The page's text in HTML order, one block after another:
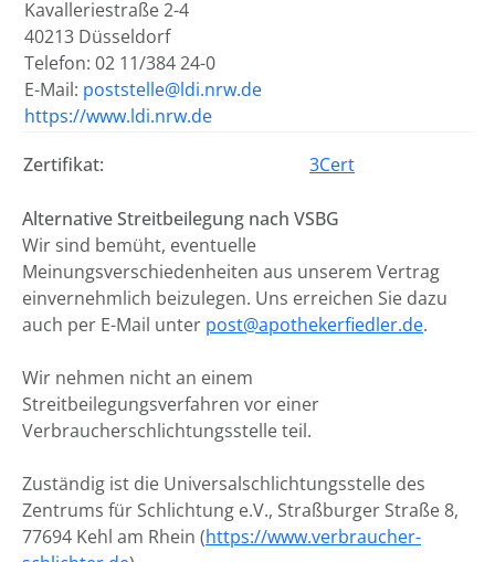
Kavalleriestraße 2-4
40213 Düsseldorf
Telefon: 02 11/384 24-0
E-Mail: poststelle@ldi.nrw.de
https://www.ldi.nrw.de
Zertifikat:
3Cert
Alternative Streitbeilegung nach VSBG
Wir sind bemüht, eventuelle
Meinungsverschiedenheiten aus unserem Vertrag
einvernehmlich beizulegen. Uns erreichen Sie dazu
auch per E-Mail unter post@apothekerfiedler.de.
Wir nehmen nicht an einem
Streitbeilegungsverfahren vor einer
Verbraucherschlichtungsstelle teil.
Zuständig ist die Universalschlichtungsstelle des
Zentrums für Schlichtung e.V., Straßburger Straße 8,
77694 Kehl am Rhein (https://www.verbraucher-